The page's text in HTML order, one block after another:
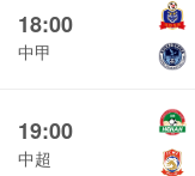
18:00
中甲
19:00
中超